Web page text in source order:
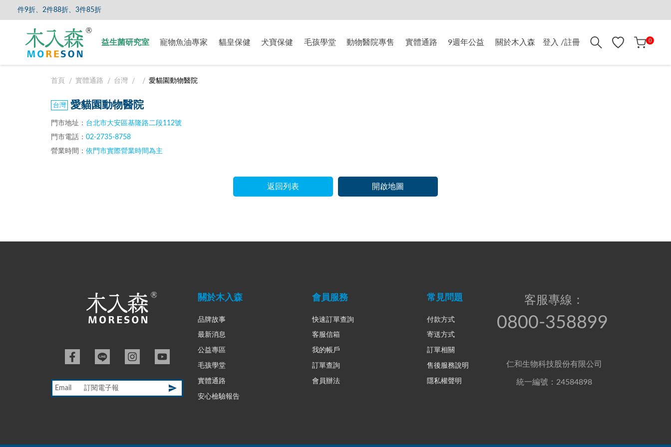
件9折、2件88折、3件85折
益生菌研究室 寵物魚油專家 貓皇保健 犬寶保健 毛孩學堂 動物醫院專售 實體通路 9週年公益 關於木入森 登入 /註冊 0
首頁 實體通路 台灣 愛貓園動物醫院
愛貓園動物醫院
門市地址： 台北市大安區基隆路二段112號
門市電話： 02-2735-8758
營業時間： 依門市實際營業時間為主
返回列表 開啟地圖
客服專線：
0800-358899
仁和生物科技股份有限公司
統一編號：24584898
關於木入森
品牌故事
最新消息
公益專區
毛孩學堂
實體通路
安心檢驗報告
會員服務
快速訂單查詢
客服信箱
我的帳戶
訂單查詢
會員辦法
常見問題
付款方式
寄送方式
訂單相關
售後服務說明
隱私權聲明
Email